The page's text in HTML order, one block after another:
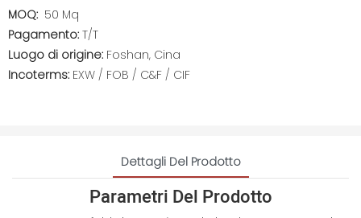
MOQ: 50 Mq
Pagamento: T/T
Luogo di origine: Foshan, Cina
Incoterms: EXW / FOB / C&F / CIF
Dettagli Del Prodotto
Parametri Del Prodotto